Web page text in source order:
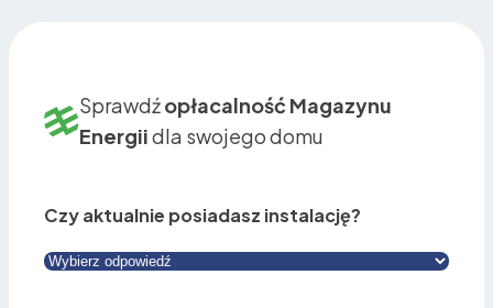
Sprawdźopłacalność Magazynu
Energiidla swojego domu
Czy aktualnie posiadasz instalację?